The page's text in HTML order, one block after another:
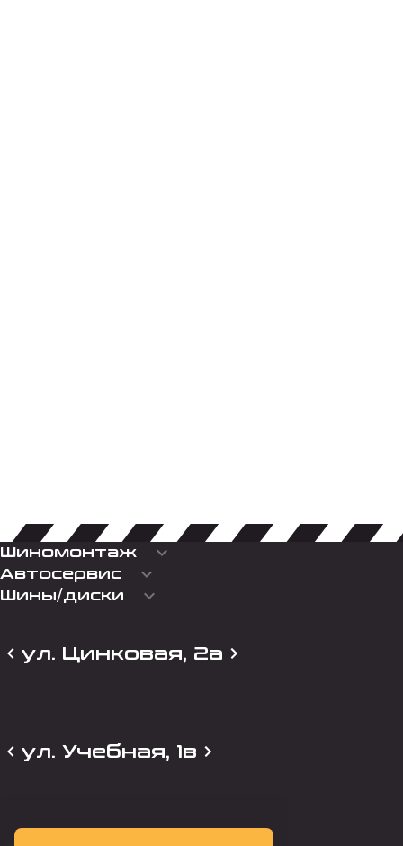
Шиномонтаж keyboard_arrow_down
Автосервис keyboard_arrow_down
Шины/диски keyboard_arrow_down
ул. Цинковая, 2а
ул. Учебная, 1в